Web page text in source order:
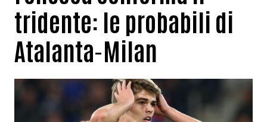
tridente: le probabili di
Atalanta-Milan